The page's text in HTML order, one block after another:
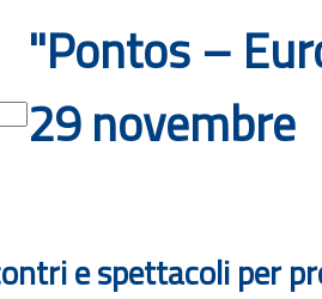
"Pontos –
29 novembre
e spettacoli per